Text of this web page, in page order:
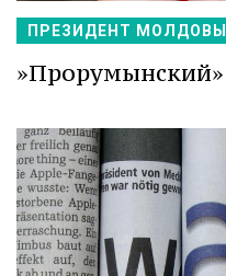
ПРЕЗИДЕНТ МОЛДОВЫ